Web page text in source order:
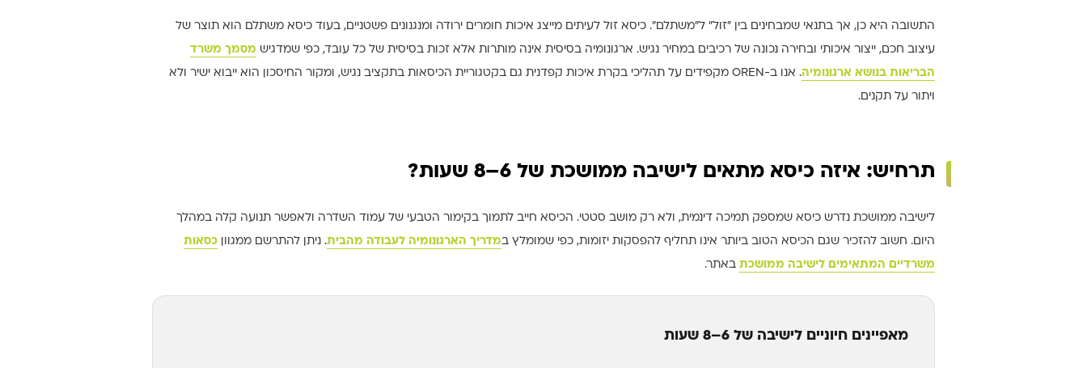
התשובה היא כן, אך בתנאי שמבחינים בין "זול" ל"משתלם". כיסא זול לעיתים מייצג איכות חומרים ירודה ומנגנונים פשטניים, בעוד כיסא משתלם הוא תוצר של
עיצוב חכם, ייצור איכותי ובחירה נכונה של רכיבים במחיר נגיש. ארגונומיה בסיסית אינה מותרות אלא זכות בסיסית של כל עובד, כפי שמדגיש מסמך משרד
הבריאות בנושא ארגונומיה
. אנו ב-OREN מקפידים על תהליכי בקרת איכות קפדנית גם בקטגוריית הכיסאות בתקציב נגיש, ומקור החיסכון הוא ייבוא ישיר ולא
ויתור על תקנים.
תרחיש: איזה כיסא מתאים לישיבה ממושכת של 6–8 שעות?
לישיבה ממושכת נדרש כיסא שמספק תמיכה דינמית, ולא רק מושב סטטי. הכיסא חייב לתמוך בקימור הטבעי של עמוד השדרה ולאפשר תנועה קלה במהלך
היום. חשוב להזכיר שגם הכיסא הטוב ביותר אינו תחליף להפסקות יזומות, כפי שמומלץ במדריך הארגונומיה לעבודה מהבית. ניתן להתרשם ממגוון כסאות
משרדיים המתאימים לישיבה ממושכת באתר.
מאפיינים חיוניים לישיבה של 6–8 שעות